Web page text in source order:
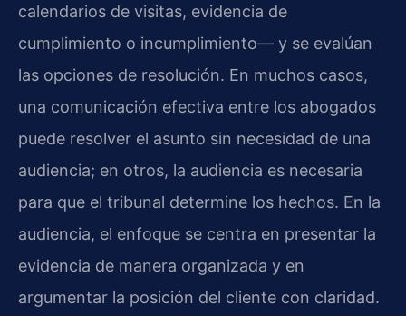
calendarios de visitas, evidencia de
cumplimiento o incumplimiento— y se evalúan
las opciones de resolución. En muchos casos,
una comunicación efectiva entre los abogados
puede resolver el asunto sin necesidad de una
audiencia; en otros, la audiencia es necesaria
para que el tribunal determine los hechos. En la
audiencia, el enfoque se centra en presentar la
evidencia de manera organizada y en
argumentar la posición del cliente con claridad.